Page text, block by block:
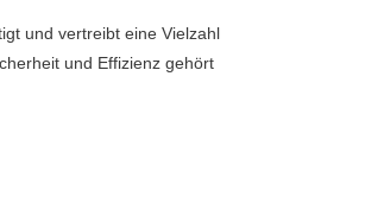
und vertreibt eine Vielzahl
und Effizienz gehört